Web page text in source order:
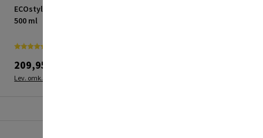
ECOstyle InsektFri spray
500 ml
209,95 kr.
Lev. omk. tillægges